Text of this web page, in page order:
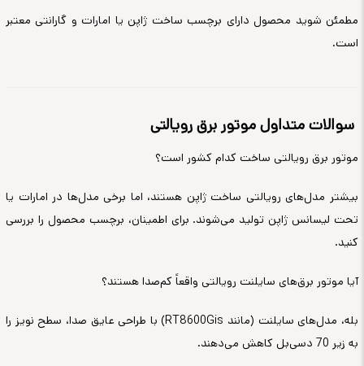
مطمئن شوید محصول دارای برچسب ساخت ژاپن یا امارات و گارانتی معتبر
است.
سوالات متداول موتور برق رویالتی
موتور برق رویالتی ساخت کدام کشور است؟
بیشتر مدل‌های رویالتی ساخت ژاپن هستند، اما برخی مدل‌ها در امارات یا
تحت لیسانس ژاپن تولید می‌شوند. برای اطمینان، برچسب محصول را بررسی
کنید.
آیا موتور برق‌های سایلنت رویالتی واقعاً کم‌صدا هستند؟
بله، مدل‌های سایلنت (مانند RT8600Gis) با طراحی عایق صدا، سطح نویز را
به زیر 70 دسی‌بل کاهش می‌دهند.